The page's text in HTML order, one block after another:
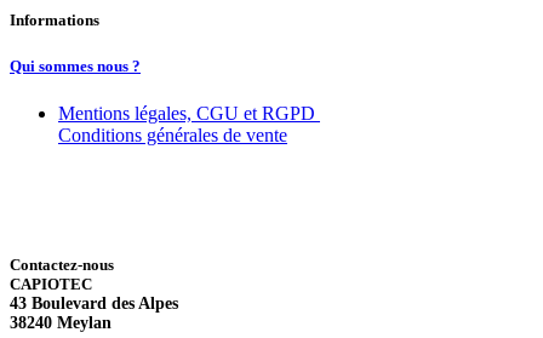
Informations
Qui sommes nous ?
Mentions légales, CGU et RGPD
Conditions générales de vente
Contactez-nous
CAPIOTEC
43 Boulevard des Alpes
38240 Meylan